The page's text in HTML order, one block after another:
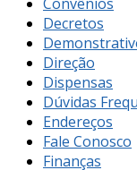
Decretos
Direção
Dispensas
Dúvidas
Endereços
Fale Conosco
Finanças